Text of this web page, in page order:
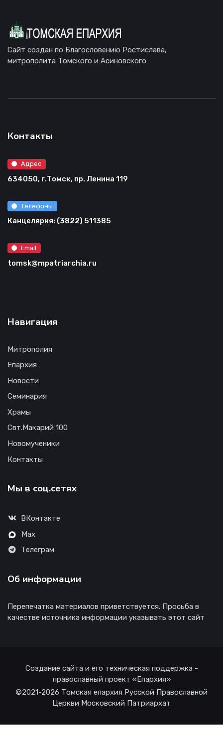
Сайт создан по Благословению Ростислава,
митрополита Томского и Асиновского
Контакты
Адрес
634050, г.Томск, пр. Ленина 119
Телефоны
Канцелярия: (3822) 511385
Email
tomsk@mpatriarchia.ru
Навигация
Митрополия
Епархия
Новости
Семинария
Храмы
Свт.Макарий 100
Новомученики
Контакты
Мы в соц.сетях
ВКонтакте
Max
Телеграм
Об информации
Перепечатка материалов приветствуется. Просьба в
качестве источника информации указывать этот сайт
Создание сайта и его техническая поддержка -
православный проект «Епархия»
©2021-2026 Томская епархия Русской Православной
Церкви Московский Патриархат